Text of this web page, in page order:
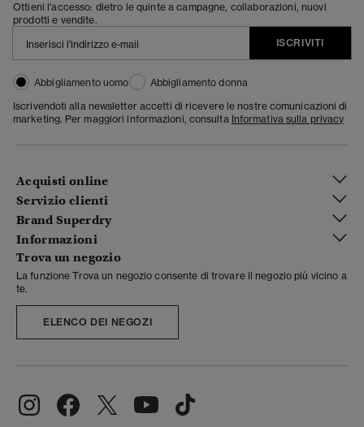
Ottieni l'accesso: dietro le quinte a campagne, collaborazioni, nuovi
prodotti e vendite.
ISCRIVITI
Abbigliamento uomo
Abbigliamento donna
Iscrivendoti alla newsletter accetti di ricevere le nostre comunicazioni di
marketing. Per maggiori informazioni, consulta Informativa sulla privacy
Acquisti online
Servizio clienti
Brand Superdry
Informazioni
Trova un negozio
La funzione Trova un negozio consente di trovare il negozio più vicino a
te.
ELENCO DEI NEGOZI